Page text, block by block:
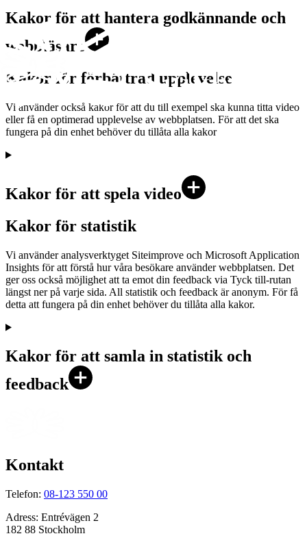
Kakor för att hantera godkännande och
webbläsare
Kakor för förbättrad upplevelse
Vi använder också kakor för att du till exempel ska kunna titta video
eller få en optimerad upplevelse av webbplatsen. För att det ska
fungera på din enhet behöver du tillåta alla kakor
Kakor för att spela video
Kakor för statistik
Vi använder analysverktyget Siteimprove och Microsoft Application
Insights för att förstå hur våra besökare använder webbplatsen. Det
ger oss också möjlighet att ta emot din feedback via Tyck till-rutan
längst ner på varje sida. All statistik och feedback är anonym. För få
detta att fungera på din enhet behöver du tillåta alla kakor.
Kakor för att samla in statistik och
feedback
Kontakt
Telefon: 08-123 550 00
Adress: Entrévägen 2
182 88 Stockholm